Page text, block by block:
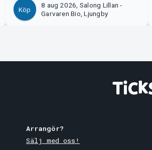
Köp
8 aug 2026, Salong Lillan -
Garvaren Bio, Ljungby
Arrangör?
Sälj med oss!